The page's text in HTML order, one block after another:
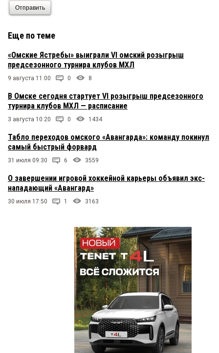
Отправить
Еще по теме
«Омские Ястребы» выиграли VI омский розыгрыш
предсезонного турнира клубов МХЛ
9 августа 11:00 0 8
В Омске сегодня стартует VI розыгрыш предсезонного
турнира клубов МХЛ — расписание
3 августа 10:20 0 1434
Табло переходов омского «Авангарда»: команду покинул
самый быстрый форвард
31 июля 09:30 6 3559
О завершении игровой хоккейной карьеры объявил экс-
нападающий «Авангард»
30 июля 17:50 1 3163